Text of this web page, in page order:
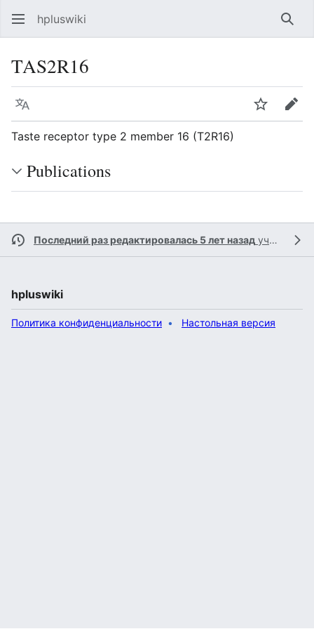
hpluswiki
TAS2R16
Язык Следить
Taste receptor type 2 member 16 (T2R16)
Publications
Последний раз редактировалась 5 лет назад участником
hpluswiki
Политика конфиденциальности Настольная версия